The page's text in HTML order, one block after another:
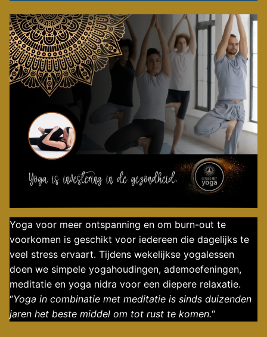
Yoga voor meer ontspanning en om burn-out te
voorkomen is geschikt voor iedereen die dagelijks te
veel stress ervaart. Tijdens wekelijkse yogalessen
doen we simpele yogahoudingen, ademoefeningen,
meditatie en yoga nidra voor een diepere relaxatie.
“Yoga in combinatie met meditatie is sinds duizenden
jaren het beste middel om tot rust te komen.“